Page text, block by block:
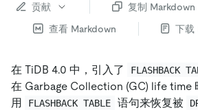
贡献
复制 Markdown
查看 Markdown
下载
在 TiDB 4.0 中，引入了 FLASHBACK
在 Garbage Collection (GC) life time
用
FLASHBACK TABLE 语句来恢复被